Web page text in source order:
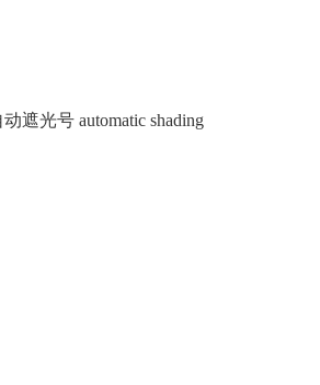
遮光号 automatic shading